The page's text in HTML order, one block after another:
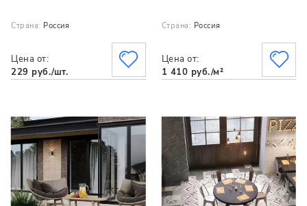
Страна: Россия
Цена от:
229 руб./шт.
Страна: Россия
Цена от:
1 410 руб./м²